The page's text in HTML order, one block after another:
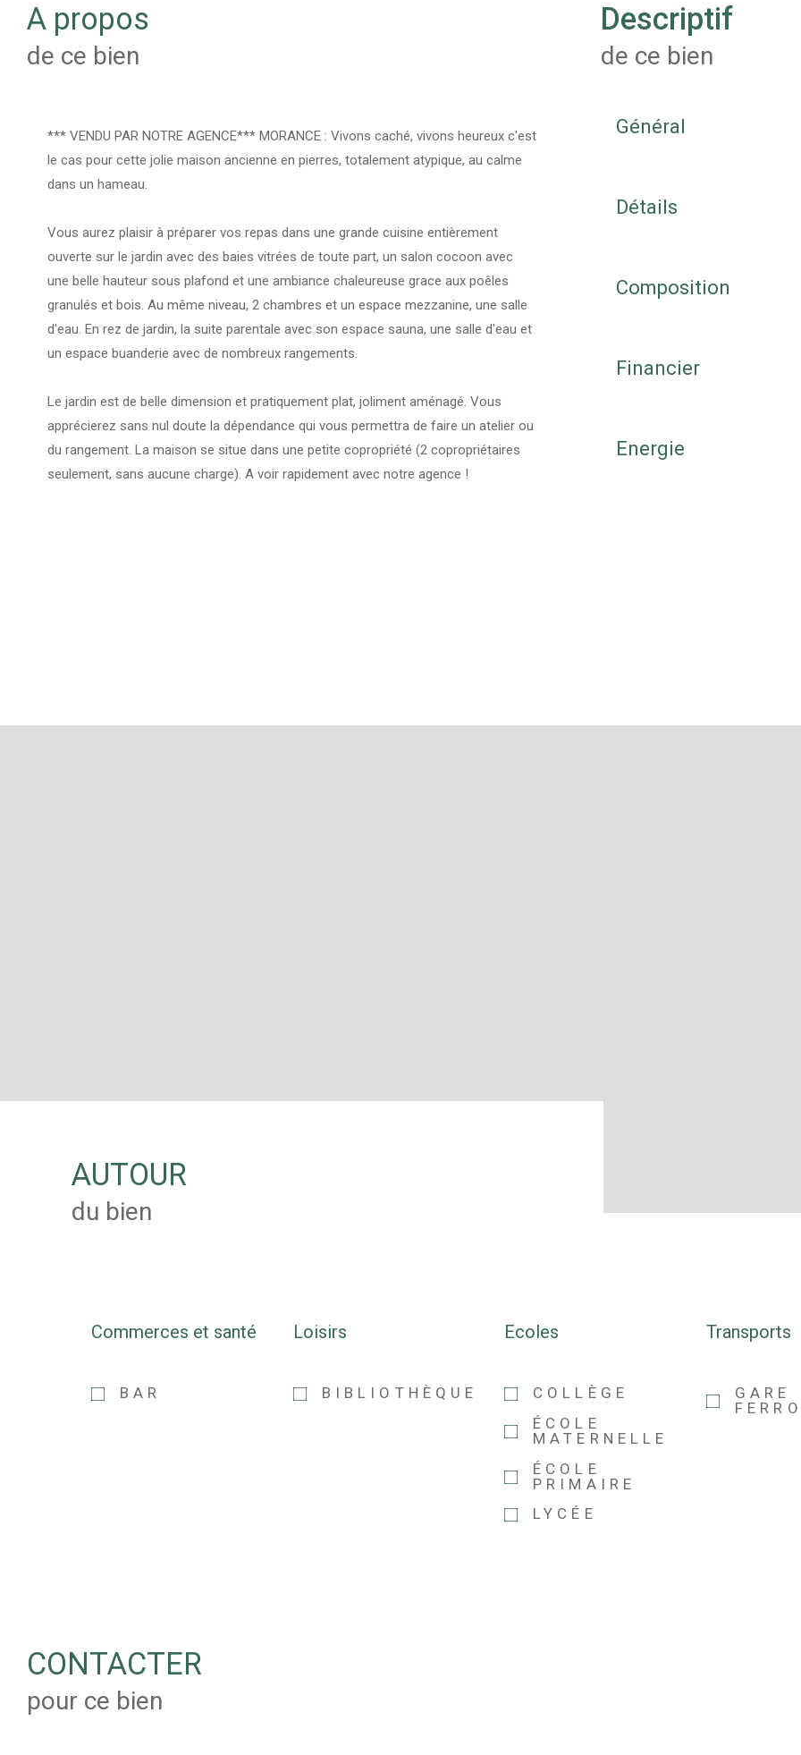
a propos
de ce bien
*** VENDU PAR NOTRE AGENCE*** MORANCE : Vivons caché, vivons heureux c'est
le cas pour cette jolie maison ancienne en pierres, totalement atypique, au calme
dans un hameau.
Vous aurez plaisir à préparer vos repas dans une grande cuisine entièrement
ouverte sur le jardin avec des baies vitrées de toute part, un salon cocoon avec
une belle hauteur sous plafond et une ambiance chaleureuse grace aux poêles
granulés et bois. Au même niveau, 2 chambres et un espace mezzanine, une salle
d'eau. En rez de jardin, la suite parentale avec son espace sauna, une salle d'eau et
un espace buanderie avec de nombreux rangements.
Le jardin est de belle dimension et pratiquement plat, joliment aménagé. Vous
apprécierez sans nul doute la dépendance qui vous permettra de faire un atelier ou
du rangement. La maison se situe dans une petite copropriété (2 copropriétaires
seulement, sans aucune charge). A voir rapidement avec notre agence !
descriptif
de ce bien
Général
Détails
Composition
Financier
Energie
AUTOUR
du bien
Commerces et santé
BAR
Loisirs
BIBLIOTHÈQUE
Ecoles
COLLÈGE
ÉCOLE
MATERNELLE
ÉCOLE
PRIMAIRE
LYCÉE
Transports
GARE
CONTACTER
pour ce bien